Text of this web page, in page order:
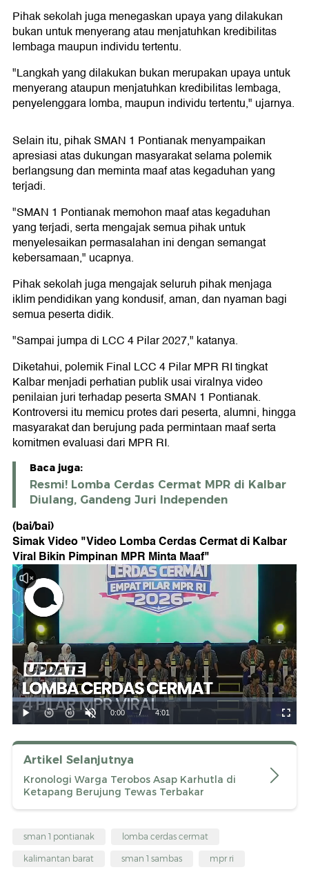
Pihak sekolah juga menegaskan upaya yang dilakukan
bukan untuk menyerang atau menjatuhkan kredibilitas
lembaga maupun individu tertentu.
"Langkah yang dilakukan bukan merupakan upaya untuk
menyerang ataupun menjatuhkan kredibilitas lembaga,
penyelenggara lomba, maupun individu tertentu," ujarnya.
Selain itu, pihak SMAN 1 Pontianak menyampaikan
apresiasi atas dukungan masyarakat selama polemik
berlangsung dan meminta maaf atas kegaduhan yang
terjadi.
"SMAN 1 Pontianak memohon maaf atas kegaduhan
yang terjadi, serta mengajak semua pihak untuk
menyelesaikan permasalahan ini dengan semangat
kebersamaan," ucapnya.
Pihak sekolah juga mengajak seluruh pihak menjaga
iklim pendidikan yang kondusif, aman, dan nyaman bagi
semua peserta didik.
"Sampai jumpa di LCC 4 Pilar 2027," katanya.
Diketahui, polemik Final LCC 4 Pilar MPR RI tingkat
Kalbar menjadi perhatian publik usai viralnya video
penilaian juri terhadap peserta SMAN 1 Pontianak.
Kontroversi itu memicu protes dari peserta, alumni, hingga
masyarakat dan berujung pada permintaan maaf serta
komitmen evaluasi dari MPR RI.
Baca juga:
Resmi! Lomba Cerdas Cermat MPR di Kalbar
Diulang, Gandeng Juri Independen
(bai/bai)
Simak Video "Video Lomba Cerdas Cermat di Kalbar
Viral Bikin Pimpinan MPR Minta Maaf"
Artikel Selanjutnya
Kronologi Warga Terobos Asap Karhutla di
Ketapang Berujung Tewas Terbakar
sman 1 pontianak lomba cerdas cermat
kalimantan barat sman 1 sambas mpr ri